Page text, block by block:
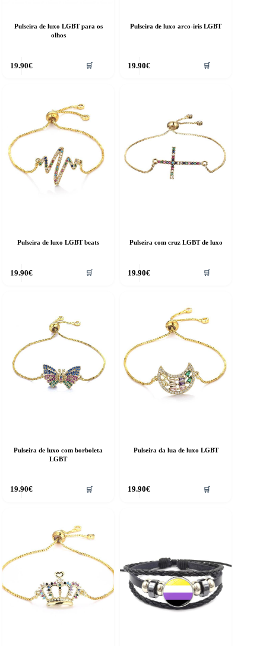
Pulseira de luxo LGBT para os
olhos
19.90€ 🛒
Pulseira de luxo arco-íris LGBT
19.90€ 🛒
Pulseira de luxo LGBT beats
19.90€ 🛒
Pulseira com cruz LGBT de luxo
19.90€ 🛒
Pulseira de luxo com borboleta
LGBT
19.90€ 🛒
Pulseira da lua de luxo LGBT
19.90€ 🛒